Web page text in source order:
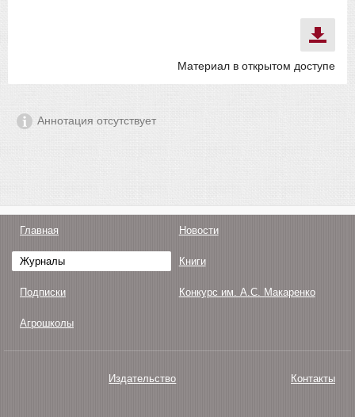
Материал в открытом доступе
Аннотация отсутствует
Главная Новости
Журналы Книги
Подписки Конкурс им. А.С. Макаренко
Агрошколы
Издательство Контакты